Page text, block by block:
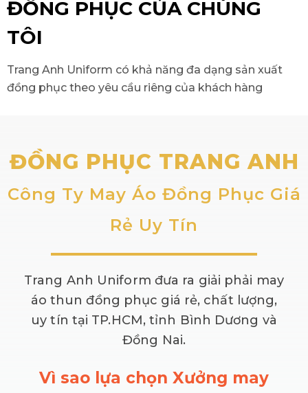
ĐỒNG PHỤC CỦA CHÚNG
TÔI
Trang Anh Uniform có khả năng đa dạng sản xuất
đồng phục theo yêu cầu riêng của khách hàng
ĐỒNG PHỤC TRANG ANH
Công Ty May Áo Đồng Phục Giá
Rẻ Uy Tín
Trang Anh Uniform đưa ra giải phải may
áo thun đồng phục giá rẻ, chất lượng,
uy tín tại TP.HCM, tỉnh Bình Dương và
Đồng Nai.
Vì sao lựa chọn Xưởng may